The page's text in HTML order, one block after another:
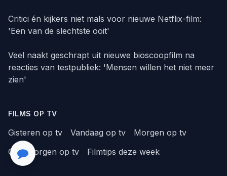
Critici én kijkers niet mals voor nieuwe Netflix-film:
'Een van de slechtste ooit'
Veel naakt geschrapt uit nieuwe bioscoopfilm na
reacties van testpubliek: 'Mensen willen het niet meer
zien'
FILMS OP TV
Gisteren op tv Vandaag op tv
Morgen op tv
Overmorgen op tv
Filmtips deze week